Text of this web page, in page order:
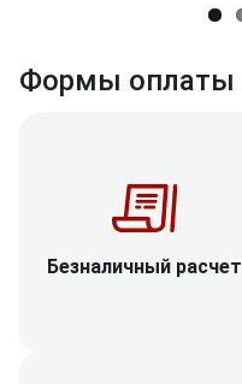
Формы оплаты
Безналичный расчет